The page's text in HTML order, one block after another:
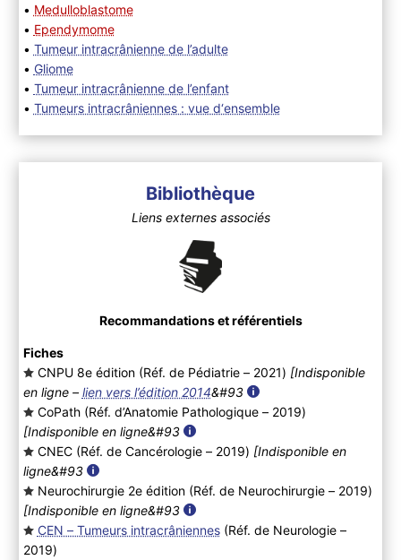
• Medulloblastome
• Ependymome
• Tumeur intracrânienne de l’adulte
• Gliome
• Tumeur intracrânienne de l’enfant
• Tumeurs intracrâniennes : vue d‘ensemble
Bibliothèque
Liens externes associés
Recommandations et référentiels
Fiches
CNPU 8e édition (Réf. de Pédiatrie – 2021) [Indisponible
en ligne – lien vers l’édition 2014&#93
CoPath (Réf. d’Anatomie Pathologique – 2019)
[Indisponible en ligne&#93
CNEC (Réf. de Cancérologie – 2019) [Indisponible en
ligne&#93
Neurochirurgie 2e édition (Réf. de Neurochirurgie – 2019)
[Indisponible en ligne&#93
CEN – Tumeurs intracrâniennes(Réf. de Neurologie –
2019)